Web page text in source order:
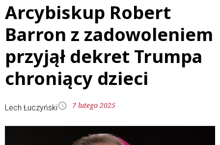
Arcybiskup Robert
Barron z zadowoleniem
przyjął dekret Trumpa
chroniący dzieci
Lech Łuczyński 7 lutego 2025